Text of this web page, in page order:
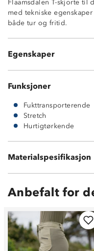
Flaamsdalen T-skjorte til
med tekniske
både tur og fritid.
Egenskaper
Svært god stretch
Funksjoner
Fukttransporterende
Stretch
Hurtigtørkende
Materialspesifikasjon
8 % elastan
Anbefalt for